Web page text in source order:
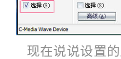
现在说说设置的